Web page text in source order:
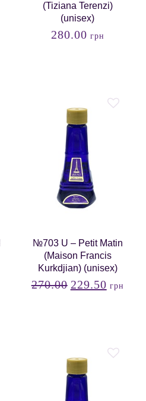
(Tiziana Terenzi)
(unisex)
280.00 грн
№703 U – Petit Matin
(Maison Francis
Kurkdjian) (unisex)
270.00 229.50 грн